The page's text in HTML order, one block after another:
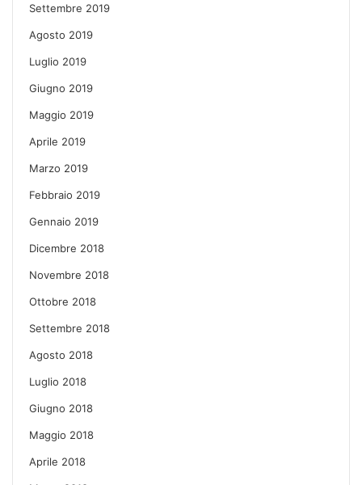
Settembre 2019
Agosto 2019
Luglio 2019
Giugno 2019
Maggio 2019
Aprile 2019
Marzo 2019
Febbraio 2019
Gennaio 2019
Dicembre 2018
Novembre 2018
Ottobre 2018
Settembre 2018
Agosto 2018
Luglio 2018
Giugno 2018
Maggio 2018
Aprile 2018